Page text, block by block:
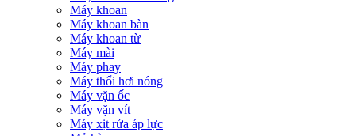
Máy khoan
Máy khoan bàn
Máy khoan từ
Máy mài
Máy phay
Máy thổi hơi nóng
Máy vặn ốc
Máy vặn vít
Máy xịt rửa áp lực